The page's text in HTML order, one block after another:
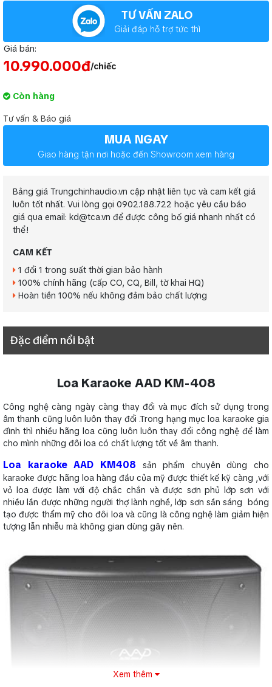
TƯ VẤN ZALO
Giải đáp hỗ trợ tức thì
Giá bán:
10.990.000đ/chiếc
Còn hàng
Tư vấn & Báo giá
MUA NGAY
Giao hàng tận nơi hoặc đến Showroom xem hàng
Bảng giá Trungchinhaudio.vn cập nhật liên tục và cam kết giá
luôn tốt nhất. Vui lòng gọi 0902.188.722 hoặc yêu cầu báo
giá qua email: kd@tca.vn để được công bố giá nhanh nhất có
thể!
CAM KẾT
1 đổi 1 trong suất thời gian bảo hành
100% chính hãng (cấp CO, CQ, Bill, tờ khai HQ)
Hoàn tiền 100% nếu không đảm bảo chất lượng
Đặc điểm nổi bật
Loa Karaoke AAD KM-408
Công nghệ càng ngày càng thay đổi và mục đích sử dụng trong
âm thanh cũng luôn luôn thay đổi .Trong hạng mục loa karaoke gia
đình thì nhiều hãng loa cũng luôn luôn thay đổi công nghệ để làm
cho mình những đôi loa có chất lượng tốt về âm thanh.
Loa karaoke AAD KM408
sản phẩm chuyên dùng cho
karaoke được hãng loa hàng đầu của mỹ được thiết kế kỹ càng ,với
vỏ loa được làm với độ chắc chắn và được sơn phủ lớp sơn với
nhiều lần được những người thợ lành nghề, lớp sơn sần sáng bóng
tạo được thẩm mỹ cho đôi loa và cũng là công nghệ làm giảm hiện
tượng lẫn nhiễu mà không gian dùng gây nên.
Xem thêm